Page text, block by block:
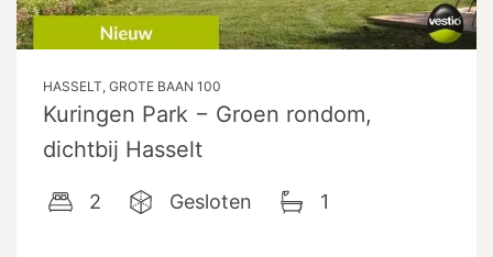
HASSELT, GROTE BAAN 100
Kuringen Park − Groen rondom,
dichtbij Hasselt
2 Gesloten 1